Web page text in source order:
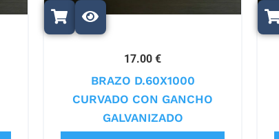
17.00 €
BRAZO D.60X1000
CURVADO CON GANCHO
GALVANIZADO